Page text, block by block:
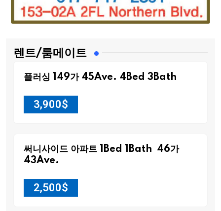
렌트/룸메이트
플러싱 149가 45Ave. 4Bed 3Bath
3,900$
써니사이드 아파트 1Bed 1Bath 46가
43Ave.
2,500$